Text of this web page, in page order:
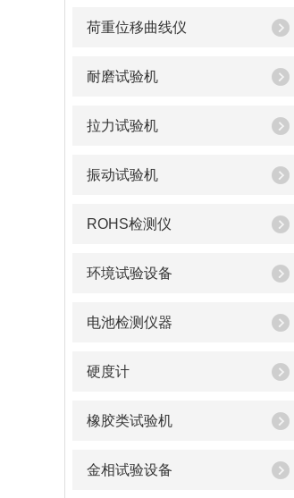
荷重位移曲线仪
耐磨试验机
拉力试验机
振动试验机
ROHS检测仪
环境试验设备
电池检测仪器
硬度计
橡胶类试验机
金相试验设备